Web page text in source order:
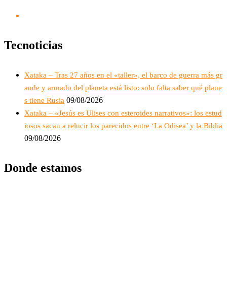
Tecnoticias
Xataka – Tras 27 años en el «taller», el barco de guerra más gr
ande y armado del planeta está listo: solo falta saber qué plane
s tiene Rusia 09/08/2026
Xataka – «Jesús es Ulises con esteroides narrativos»: los estud
iosos sacan a relucir los parecidos entre ‘La Odisea’ y la Biblia
09/08/2026
Donde estamos